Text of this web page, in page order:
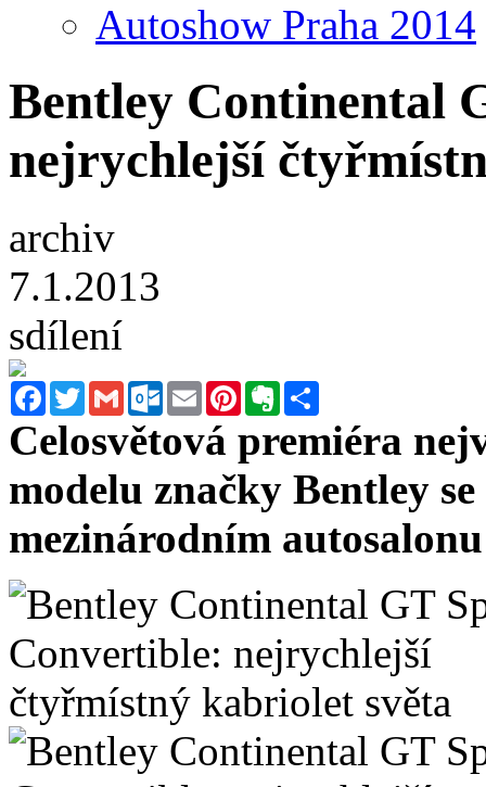
Autoshow Praha 2014
Bentley Continental
nejrychlejší
archiv
7.1.2013
sdílení
FacebookTwitterGmail Outlook.com
Email PinterestEvernote
Celosvětová premiéra
modelu značky Bentley
mezinárodním